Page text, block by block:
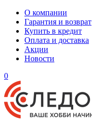
О компании
Гарантия и возврат
Купить в кредит
Оплата и доставка
Акции
Новости
0